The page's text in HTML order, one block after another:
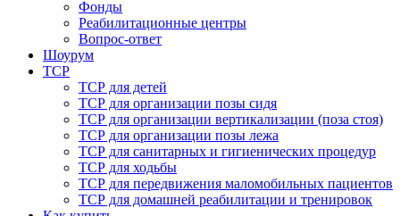
Фонды
Реабилитационные центры
Вопрос-ответ
Шоурум
ТСР
ТСР для детей
ТСР для организации позы сидя
ТСР для организации вертикализации (поза стоя)
ТСР для организации позы лежа
ТСР для санитарных и гигиенических процедур
ТСР для ходьбы
ТСР для передвижения маломобильных пациентов
ТСР для домашней реабилитации и тренировок